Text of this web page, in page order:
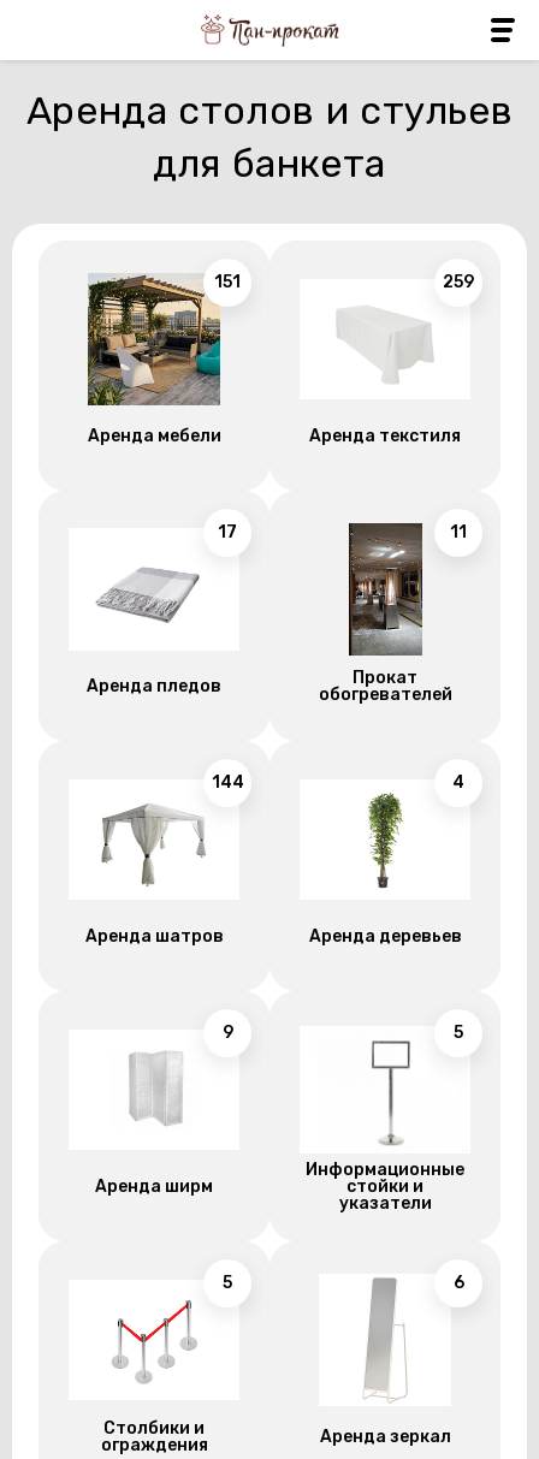
Аренда столов и стульев
для банкета
151
Аренда мебели
259
Аренда текстиля
17
Аренда пледов
11
Прокат
обогревателей
144
Аренда шатров
4
Аренда деревьев
9
Аренда ширм
5
Информационные
стойки и
указатели
5
Столбики и
ограждения
6
Аренда зеркал